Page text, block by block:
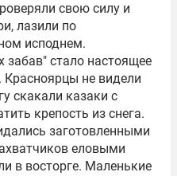
свою силу и
лазили по
исподнем.
забав" стало настоящее
Красноярцы не видели
скакали казаки с
крепость из снега.
заготовленными
еловыми
в восторге. Маленькие